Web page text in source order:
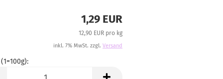
1,29 EUR
12,90 EUR pro kg
inkl. 7% MwSt. zzgl. Versand